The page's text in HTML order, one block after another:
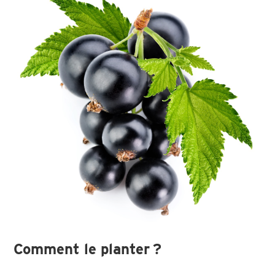
Comment le planter ?